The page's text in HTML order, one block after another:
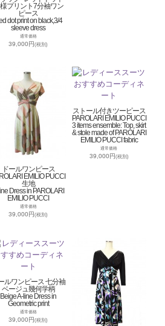
プリント7分袖ワン
ピース
dot print on black,3/4
sleeve dress
通常価格
39,000円(税別)
ドールワンピース
EMILIO PUCCI
生地
Dress in PAROLARI
EMILIO PUCCI
通常価格
39,000円(税別)
ストール付きツーピース
PAROLARI EMILIO PUCCI
3 items ensemble: Top, skirt
& stole made of PAROLARI
EMILIO PUCCI fabric
通常価格
39,000円(税別)
ルワンピース 七分袖
ベージュ幾何学柄
Beige A-line Dress in
Geometric print
通常価格
39,000円(税別)